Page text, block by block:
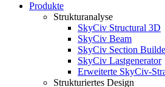
Produkte
Strukturanalyse
SkyCiv Structural 3D
SkyCiv Beam
SkyCiv Section
SkyCiv Lastgenerator
Erweiterte SkyCiv-
Strukturiertes Design